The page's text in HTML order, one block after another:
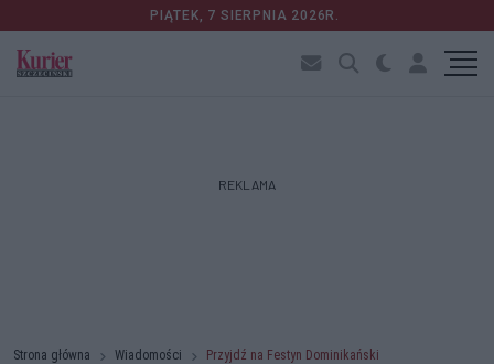
PIĄTEK, 7 SIERPNIA 2026R.
REKLAMA
Strona główna Wiadomości Przyjdź na Festyn Dominikański